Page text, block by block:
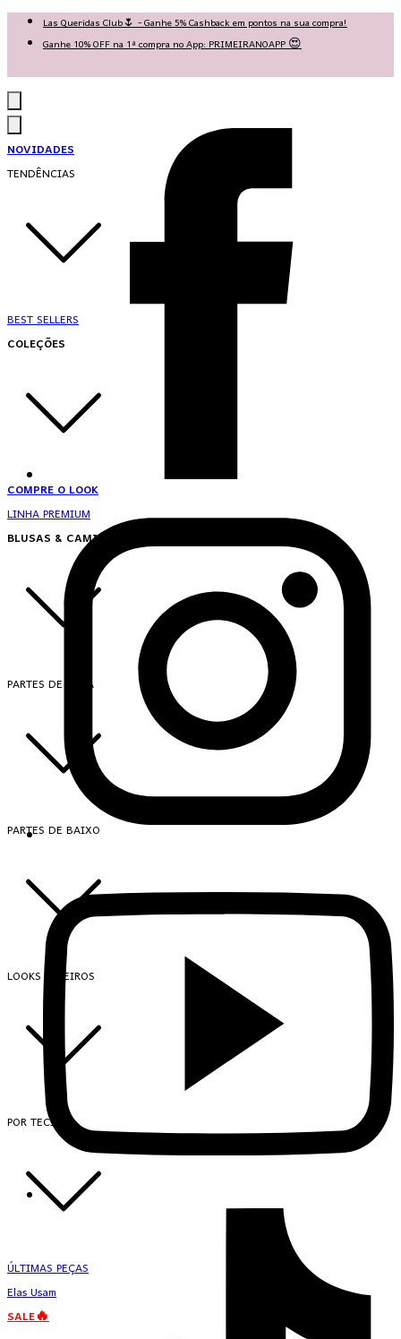
Las Queridas Club🌷 - Ganhe 5% Cashback em pontos na sua compra!
Ganhe 10% OFF na 1ª compra no App: PRIMEIRANOAPP 😍
NOVIDADES
TENDÊNCIAS
BEST SELLERS
COLEÇÕES
COMPRE O LOOK
LINHA PREMIUM
BLUSAS & CAMISAS
PARTES DE CIMA
PARTES DE BAIXO
LOOKS INTEIROS
POR TECIDO
ÚLTIMAS PEÇAS
Elas Usam
SALE🔥